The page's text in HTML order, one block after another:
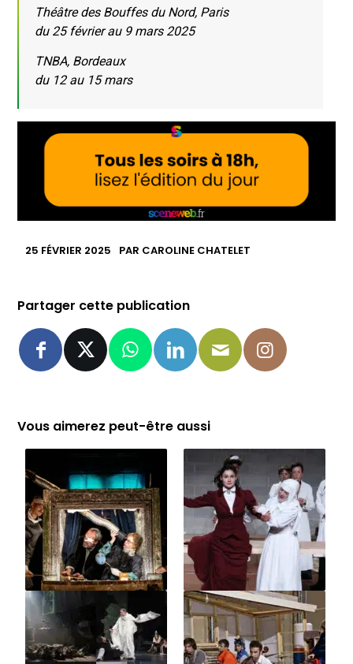
Théâtre des Bouffes du Nord, Paris
du 25 février au 9 mars 2025
TNBA, Bordeaux
du 12 au 15 mars
25 FÉVRIER 2025 PAR CAROLINE CHATELET
Partager cette publication
Vous aimerez peut-être aussi